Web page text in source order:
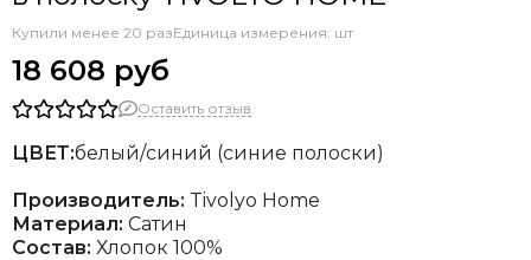
Купили менее 20 разЕдиница измерения: шт
18 608 руб
Оставить отзыв
ЦВЕТ:белый/синий (синие полоски)
Производитель: Tivolyo Home
Материал: Сатин
Состав: Хлопок 100%